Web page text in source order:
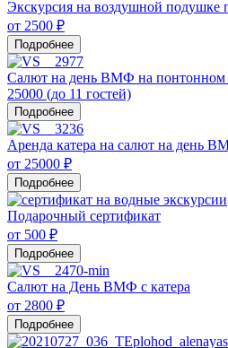
Экскурсия на воздушной подушке
от 2500 ₽
Подробнее
Салют на день ВМФ на понтонном
25000 (до 11 гостей)
Подробнее
Аренда катера на салют на день
от 25000 ₽
Подробнее
Подарочный сертификат
от 500 ₽
Подробнее
Салют на День ВМФ с катера
от 2800 ₽
Подробнее